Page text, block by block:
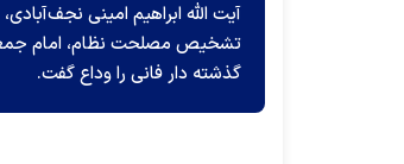
آیت الله ابراهیم امینی
گذشته دار فانی را وداع گفت.